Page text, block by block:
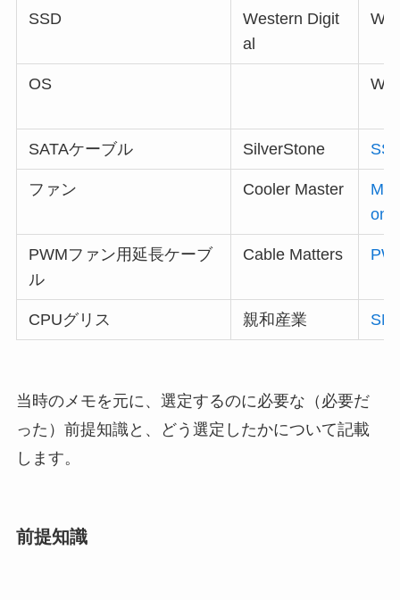
SSD
Western Digit
al
OS
SATAケーブル SilverStone
ファン Cooler Master
on
PWMファン用延長ケーブ
ル
Cable Matters
CPUグリス 親和産業
当時のメモを元に、選定するのに必要な（必要だ
った）前提知識と、どう選定したかについて記載
します。
前提知識